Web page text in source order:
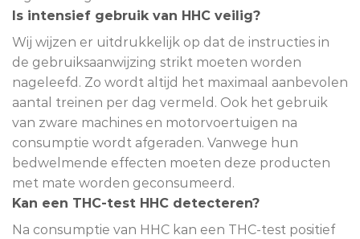
Is intensief gebruik van HHC veilig?
Wij wijzen er uitdrukkelijk op dat de instructies in
de gebruiksaanwijzing strikt moeten worden
nageleefd. Zo wordt altijd het maximaal aanbevolen
aantal treinen per dag vermeld. Ook het gebruik
van zware machines en motorvoertuigen na
consumptie wordt afgeraden. Vanwege hun
bedwelmende effecten moeten deze producten
met mate worden geconsumeerd.
Kan een THC-test HHC detecteren?
Na consumptie van HHC kan een THC-test positief